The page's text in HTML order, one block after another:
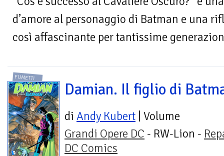
d’amore al personaggio di Batman e una
così affascinante per tantissime
FUMETTI
Damian. Il figlio di
di Andy Kubert | Volume
Grandi Opere DC - RW-Lion -
DC Comics